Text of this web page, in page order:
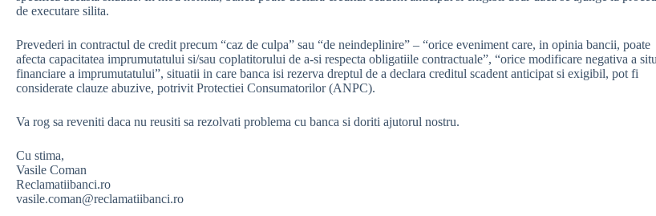
de executare silita.
Prevederi in contractul de credit precum “caz de culpa” sau “de neindeplinire” – “orice eveniment care, in opinia bancii, poate
afecta capacitatea imprumutatului si/sau coplatitorului de a-si respecta obligatiile contractuale”, “orice modificare negativa a
financiare a imprumutatului”, situatii in care banca isi rezerva dreptul de a declara creditul scadent anticipat si exigibil, pot fi
considerate clauze abuzive, potrivit Protectiei Consumatorilor (ANPC).
Va rog sa reveniti daca nu reusiti sa rezolvati problema cu banca si doriti ajutorul nostru.
Cu stima,
Vasile Coman
Reclamatiibanci.ro
vasile.coman@reclamatiibanci.ro